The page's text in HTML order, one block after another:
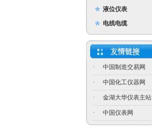
液位仪表
电线电缆
· 中国制造交易网
· 中国化工仪器网
· 金湖大华仪表主站
· 中国仪表网